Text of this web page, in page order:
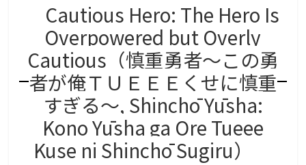
Cautious Hero: The Hero Is
Overpowered but Overly
Cautious（慎重勇者～この勇
者が俺ＴＵＥＥＥくせに慎重
すぎる～, Shinchō Yūsha:
Kono Yūsha ga Ore Tueee
Kuse ni Shinchō Sugiru）